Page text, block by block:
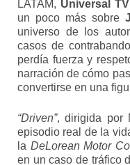
LATAM, Universal TV
un poco más sobre
universo de los
casos de
perdía fuerza y
narración de cómo
convertirse en una
“Driven”, dirigida por
episodio real de la
la DeLorean Motor
en un caso de tráfico